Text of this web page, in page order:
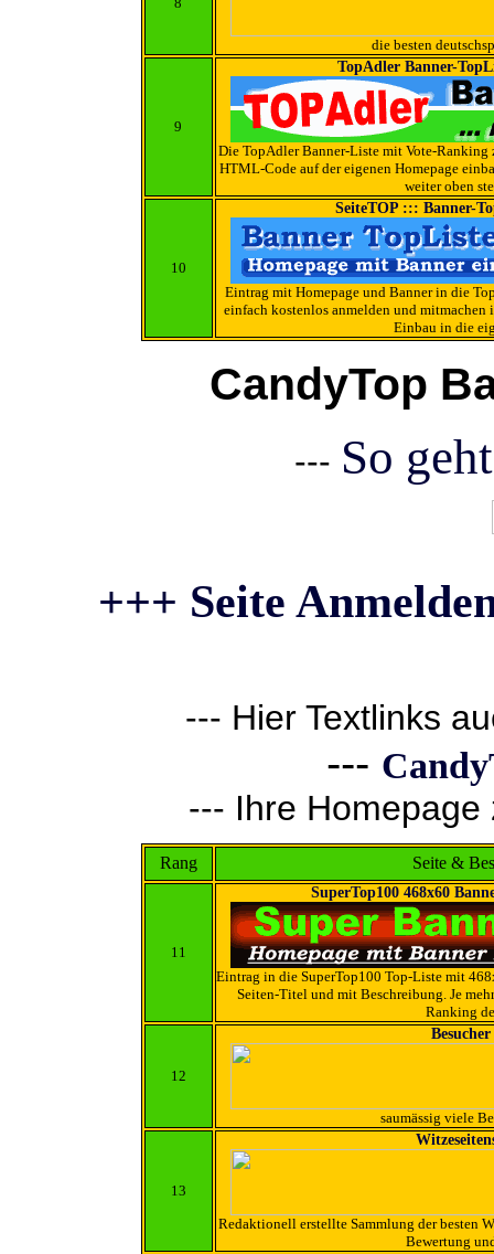
die besten
9
TopAdler Banner-
Die TopAdler Banner-Liste mit Vote-
HTML-Code auf der eigenen Homepage
weiter oben
10
SeiteTOP ::: Banner-
Eintrag mit Homepage und Banner in die
einfach kostenlos anmelden und
Einbau in die
CandyTop
--- So
+++ Seite
--- Hier Textlinks
---
--- Ihre
Rang Seite &
11
SuperTop100 468x60
Eintrag in die SuperTop100 Top-Liste mit
Seiten-Titel und mit Beschreibung. Je
Ranking
12
saumässig viele
13
Redaktionell erstellte Sammlung der besten
Bewertung